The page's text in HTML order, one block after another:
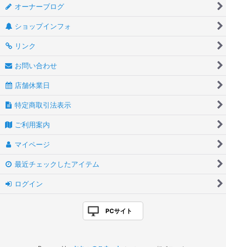
オーナーブログ
ショップインフォ
リンク
お問い合わせ
店舗休業日
特定商取引法表示
ご利用案内
マイページ
最近チェックしたアイテム
ログイン
PCサイト